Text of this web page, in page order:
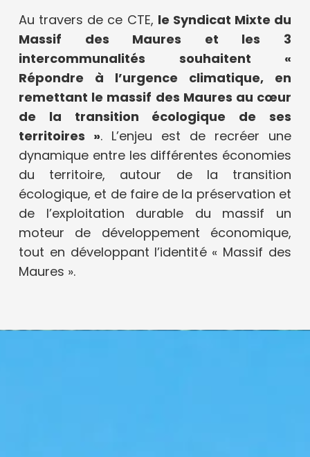
Au travers de ce CTE, le Syndicat Mixte du
Massif des Maures et les 3
intercommunalités souhaitent «
Répondre à l’urgence climatique, en
remettant le massif des Maures au cœur
de la transition écologique de ses
territoires ». L’enjeu est de recréer une
dynamique entre les différentes économies
du territoire, autour de la transition
écologique, et de faire de la préservation et
de l’exploitation durable du massif un
moteur de développement économique,
tout en développant l’identité « Massif des
Maures ».